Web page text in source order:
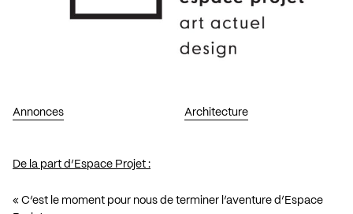
Annonces Architecture
De la part d’Espace Projet :
« C’est le moment pour nous de terminer l’aventure d’Espace